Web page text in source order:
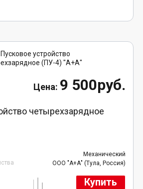
9 500руб.
четырехзарядное
Механический
ООО "А+А" (Тула, Россия)
Купить